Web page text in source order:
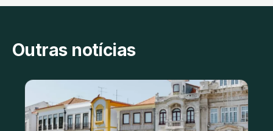
Outras notícias